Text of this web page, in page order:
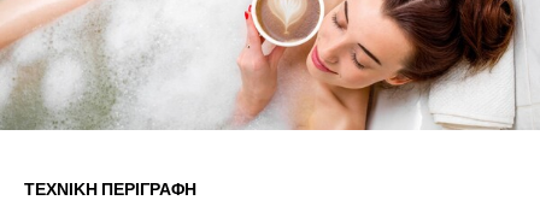
ΤΕΧΝΙΚΉ ΠΕΡΙΓΡΑΦΉ